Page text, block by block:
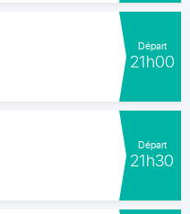
Départ
21h00
Départ
21h30